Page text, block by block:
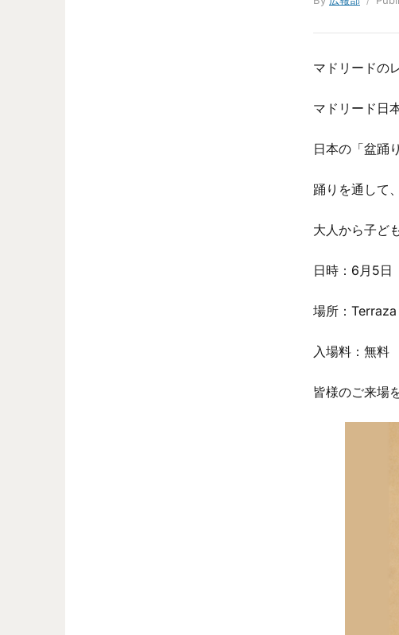
マドリードの
マドリード日
日本の「盆踊
踊りを通して
大人から子ど
日時：6月5日
場所：
入場料：無料
皆様のご来場